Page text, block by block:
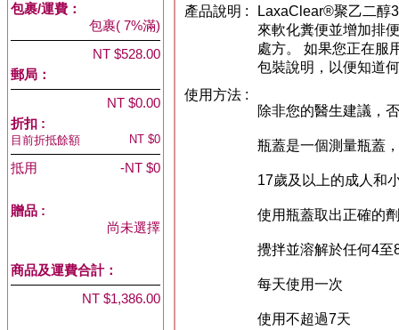
包裹/運費：
包裹( 7%滿)
NT $528.00
郵局：
NT $0.00
折扣 :
目前折抵餘額 NT $0
抵用 -NT $0
贈品 :
尚未選擇
商品及運費合計：
NT $1,386.00
產品說明 :
LaxaClear®聚乙二醇
來軟化糞便並增加排
處方。 如果您正在服
包裝說明，以便知道
使用方法 :
除非您的醫生建議，
瓶蓋是一個測量瓶蓋
17歲及以上的成人和
使用瓶蓋取出正確的
攪拌並溶解於任何4
每天使用一次
使用不超過7天